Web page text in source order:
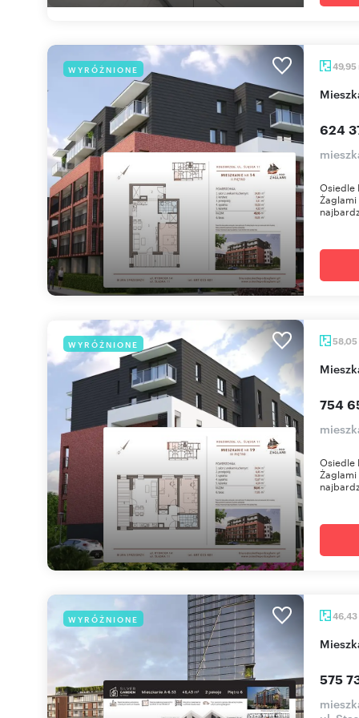
WYRÓŻNIONE 49,95
624
Osiedle
WYRÓŻNIONE 58,05
754
Osiedle
WYRÓŻNIONE 46,43
575